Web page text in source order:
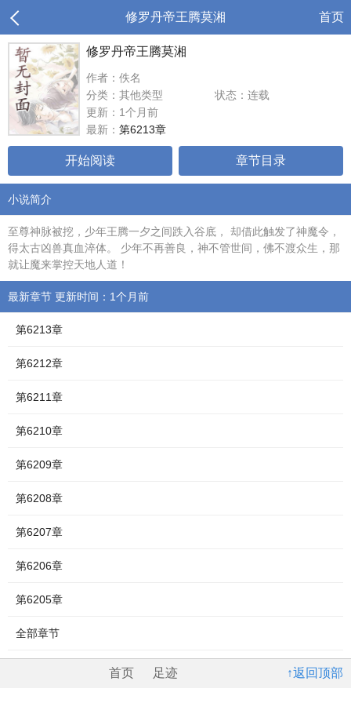
修罗丹帝王腾莫湘 首页
修罗丹帝王腾莫湘
作者：佚名
分类：其他类型
状态：连载
更新：1个月前
最新： 第6213章
开始阅读 章节目录
小说简介
至尊神脉被挖，少年王腾一夕之间跌入谷底， 却借此触发了神魔令，
得太古凶兽真血淬体。 少年不再善良，神不管世间，佛不渡众生，那
就让魔来掌控天地人道！
最新章节 更新时间：1个月前
第6213章
第6212章
第6211章
第6210章
第6209章
第6208章
第6207章
第6206章
第6205章
全部章节
↑返回顶部
首页 足迹